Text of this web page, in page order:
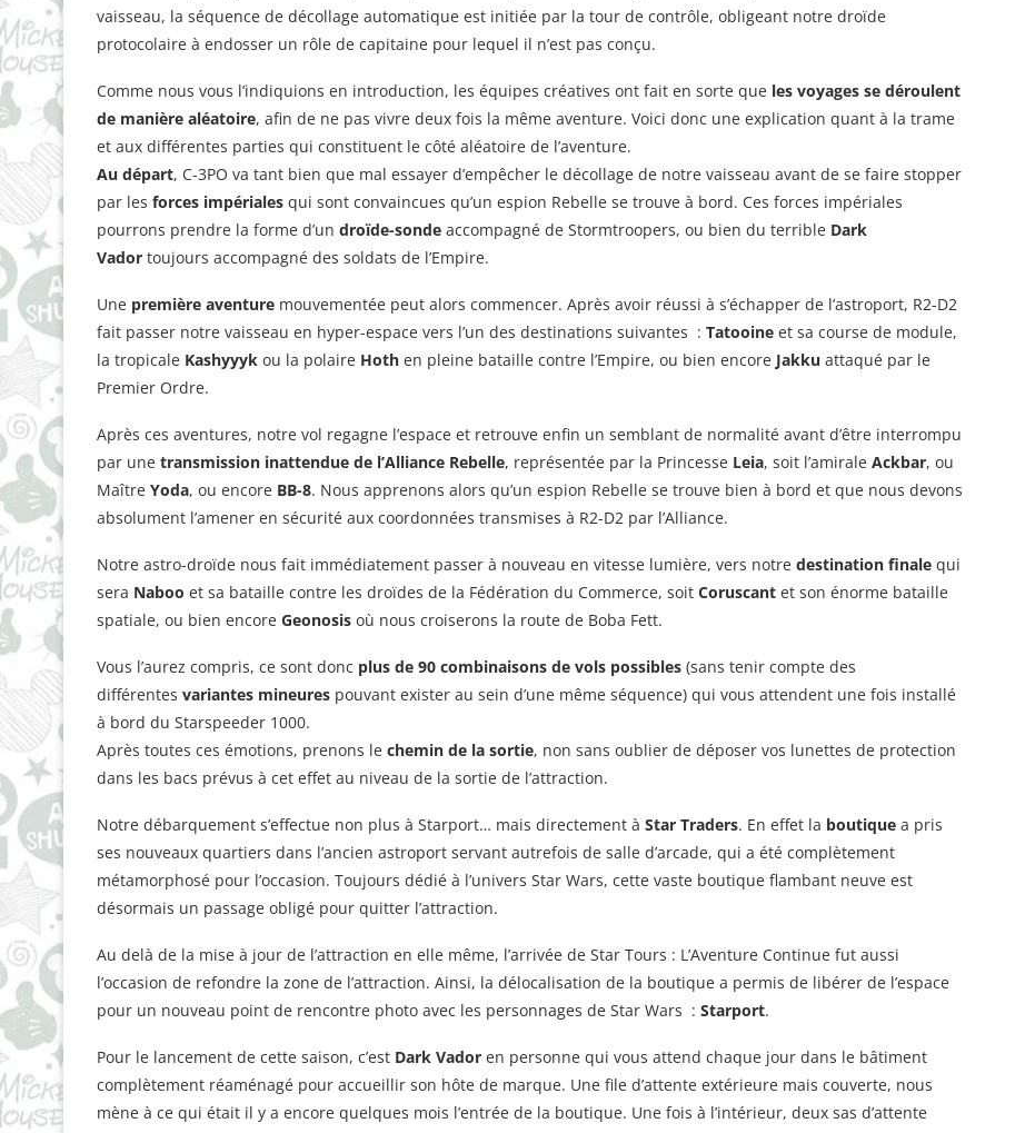
vaisseau, la séquence de décollage automatique est initiée par la tour de contrôle, obligeant notre droïde
protocolaire à endosser un rôle de capitaine pour lequel il n’est pas conçu.
Comme nous vous l’indiquions en introduction, les équipes créatives ont fait en sorte que les voyages se déroulent
de manière aléatoire, afin de ne pas vivre deux fois la même aventure. Voici donc une explication quant à la trame
et aux différentes parties qui constituent le côté aléatoire de l’aventure.
Au départ, C-3PO va tant bien que mal essayer d’empêcher le décollage de notre vaisseau avant de se faire stopper
par les forces impériales qui sont convaincues qu’un espion Rebelle se trouve à bord. Ces forces impériales
pourrons prendre la forme d’un droïde-sonde accompagné de Stormtroopers, ou bien du terrible Dark
Vador toujours accompagné des soldats de l’Empire.
Une première aventure mouvementée peut alors commencer. Après avoir réussi à s’échapper de l’astroport, R2-D2
fait passer notre vaisseau en hyper-espace vers l’un des destinations suivantes : Tatooine et sa course de module,
la tropicale Kashyyyk ou la polaire Hoth en pleine bataille contre l’Empire, ou bien encore Jakku attaqué par le
Premier Ordre.
Après ces aventures, notre vol regagne l’espace et retrouve enfin un semblant de normalité avant d’être interrompu
par une transmission inattendue de l’Alliance Rebelle, représentée par la Princesse Leia, soit l’amirale Ackbar, ou
Maître Yoda, ou encore BB-8. Nous apprenons alors qu’un espion Rebelle se trouve bien à bord et que nous devons
absolument l’amener en sécurité aux coordonnées transmises à R2-D2 par l’Alliance.
Notre astro-droïde nous fait immédiatement passer à nouveau en vitesse lumière, vers notre destination finale qui
sera Naboo et sa bataille contre les droïdes de la Fédération du Commerce, soit Coruscant et son énorme bataille
spatiale, ou bien encore Geonosis où nous croiserons la route de Boba Fett.
Vous l’aurez compris, ce sont donc plus de 90 combinaisons de vols possibles (sans tenir compte des
différentes variantes mineures pouvant exister au sein d’une même séquence) qui vous attendent une fois installé
à bord du Starspeeder 1000.
Après toutes ces émotions, prenons le chemin de la sortie, non sans oublier de déposer vos lunettes de protection
dans les bacs prévus à cet effet au niveau de la sortie de l’attraction.
Notre débarquement s’effectue non plus à Starport… mais directement à Star Traders. En effet la boutique a pris
ses nouveaux quartiers dans l’ancien astroport servant autrefois de salle d’arcade, qui a été complètement
métamorphosé pour l’occasion. Toujours dédié à l’univers Star Wars, cette vaste boutique flambant neuve est
désormais un passage obligé pour quitter l’attraction.
Au delà de la mise à jour de l’attraction en elle même, l’arrivée de Star Tours : L’Aventure Continue fut aussi
l’occasion de refondre la zone de l’attraction. Ainsi, la délocalisation de la boutique a permis de libérer de l’espace
pour un nouveau point de rencontre photo avec les personnages de Star Wars : Starport.
Pour le lancement de cette saison, c’est Dark Vador en personne qui vous attend chaque jour dans le bâtiment
complètement réaménagé pour accueillir son hôte de marque. Une file d’attente extérieure mais couverte, nous
mène à ce qui était il y a encore quelques mois l’entrée de la boutique. Une fois à l’intérieur, deux sas d’attente